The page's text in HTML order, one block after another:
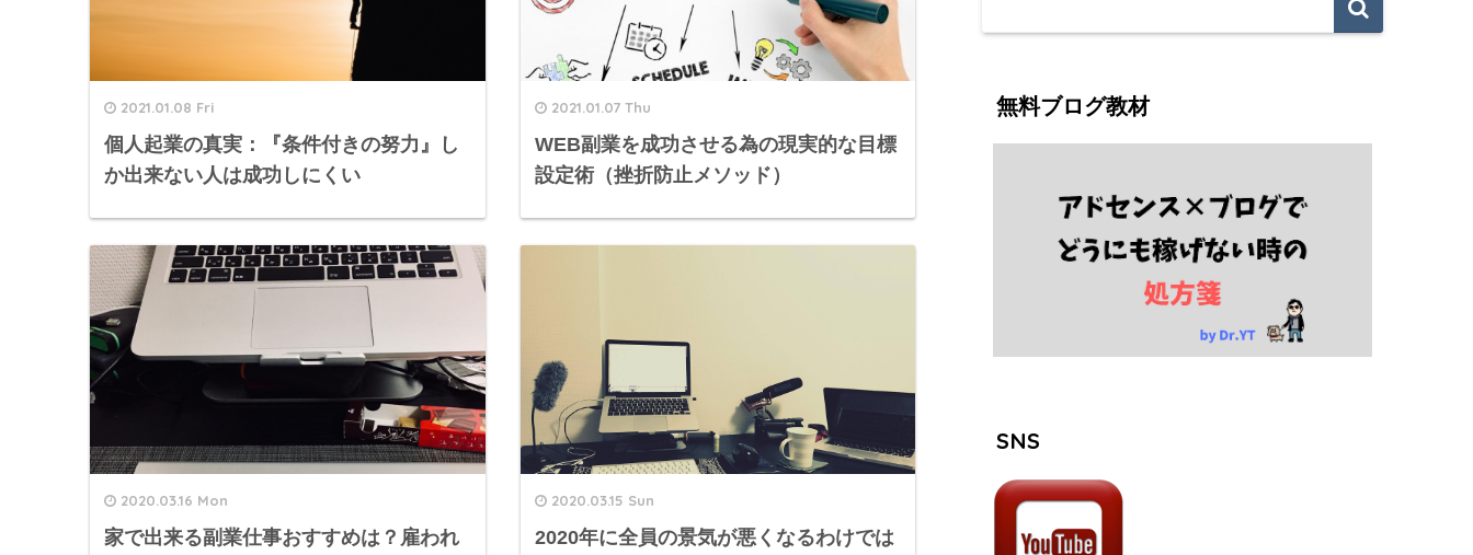
2021.01.08 Fri
個人起業の真実：『条件付きの努力』し
か出来ない人は成功しにくい
2021.01.07 Thu
WEB副業を成功させる為の現実的な目標
設定術（挫折防止メソッド）
2020.03.16 Mon
家で出来る副業仕事おすすめは？雇われ
2020.03.15 Sun
2020年に全員の景気が悪くなるわけでは
無料ブログ教材
SNS